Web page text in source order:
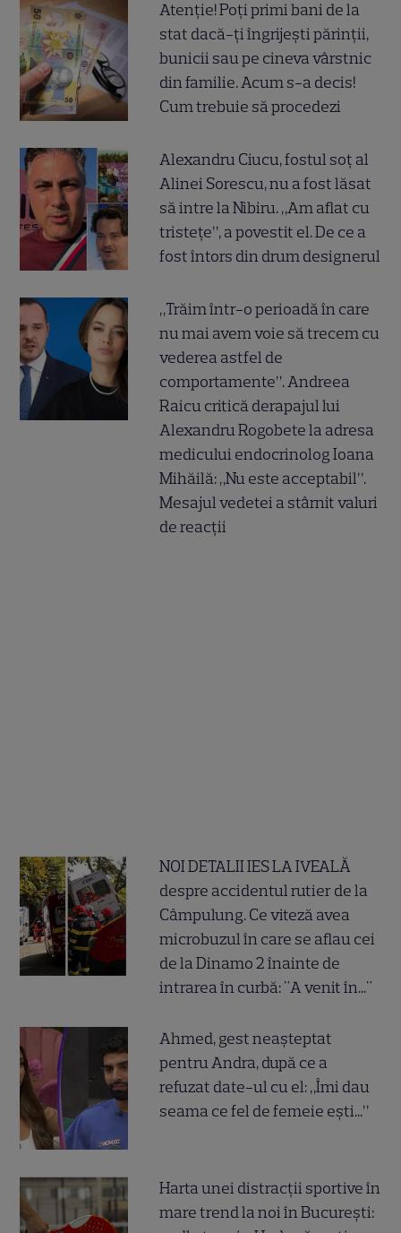
Atenție! Poți primi bani de la
stat dacă-ți îngrijești părinții,
bunicii sau pe cineva vârstnic
din familie. Acum s-a decis!
Cum trebuie să procedezi
Alexandru Ciucu, fostul soț al
Alinei Sorescu, nu a fost lăsat
să intre la Nibiru. „Am aflat cu
tristețe”, a povestit el. De ce a
fost întors din drum designerul
„Trăim într-o perioadă în care
nu mai avem voie să trecem cu
vederea astfel de
comportamente”. Andreea
Raicu critică derapajul lui
Alexandru Rogobete la adresa
medicului endocrinolog Ioana
Mihăilă: „Nu este acceptabil”.
Mesajul vedetei a stârnit valuri
de reacții
NOI DETALII IES LA IVEALĂ
despre accidentul rutier de la
Câmpulung. Ce viteză avea
microbuzul în care se aflau cei
de la Dinamo 2 înainte de
intrarea în curbă: "A venit în..."
Ahmed, gest neașteptat
pentru Andra, după ce a
refuzat date-ul cu el: „Îmi dau
seama ce fel de femeie ești...”
Harta unei distracții sportive în
mare trend la noi în București: